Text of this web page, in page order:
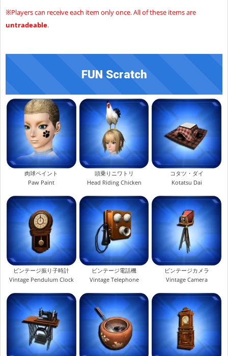
※Players can receive each item only once. All of these items are
untradeable.
FUN Scratch
肉球ペイント
Paw Paint
頭乗りニワトリ
Head Riding Chicken
コタツ・ダイ
Kotatsu Dai
ビンテージ振り子時計
Vintage Pendulum Clock
ビンテージ電話機
Vintage Telephone
ビンテージカメラ
Vintage Camera